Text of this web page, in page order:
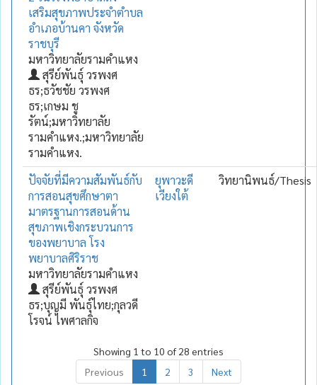
เสริมสุขภาพประจำตำบล
อำเภอบ้านคา จังหวัด
ราชบุรี
มหาวิทยาลัยรามคำแหง
สุรีย์พันธุ์ วรพงศ
ธร;ธวัชชัย วรพงศ
ธร;เกษม ชู
รัตน์;มหาวิทยาลัย
รามคำแหง.;มหาวิทยาลัย
รามคำแหง.
ปัจจัยที่มีความสัมพันธ์กับ
การสอนสุขศึกษาตา
มาตรฐานการสอนด้าน
สุขภาพเชิงกระบวนการ
ของพยาบาล โรง
พยาบาลศิริราช
มหาวิทยาลัยรามคำแหง
สุรีย์พันธุ์ วรพงศ
ธร;บุญมี พันธุ์ไทย;กุลวดี
โรจน์ ไพศาลกิจ
ยุพาวะดี
เวียงใต้
วิทยานิพนธ์/Thesis
Showing 1 to 10 of 28 entries
Previous
1 2 3 Next